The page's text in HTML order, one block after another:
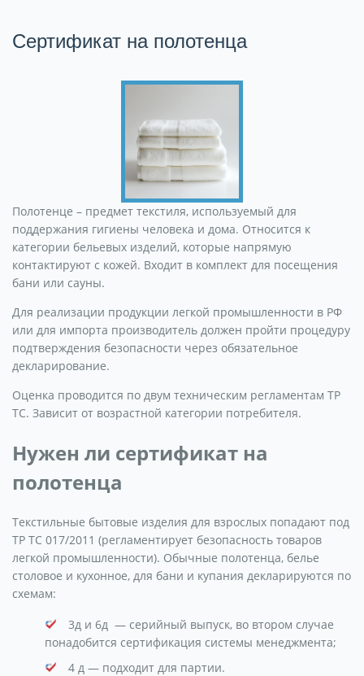
Сертификат на полотенца
Полотенце – предмет текстиля, используемый для
поддержания гигиены человека и дома. Относится к
категории бельевых изделий, которые напрямую
контактируют с кожей. Входит в комплект для посещения
бани или сауны.
Для реализации продукции легкой промышленности в РФ
или для импорта производитель должен пройти процедуру
подтверждения безопасности через обязательное
декларирование.
Оценка проводится по двум техническим регламентам ТР
ТС. Зависит от возрастной категории потребителя.
Нужен ли сертификат на
полотенца
Текстильные бытовые изделия для взрослых попадают под
ТР ТС 017/2011 (регламентирует безопасность товаров
легкой промышленности). Обычные полотенца, белье
столовое и кухонное, для бани и купания декларируются по
схемам:
3д и 6д — серийный выпуск, во втором случае
понадобится сертификация системы менеджмента;
4 д — подходит для партии.